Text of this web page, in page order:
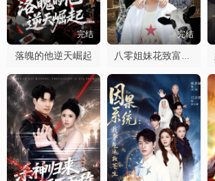
完结
落魄的他逆天崛起
完结
八零姐妹花致富路上捡个他